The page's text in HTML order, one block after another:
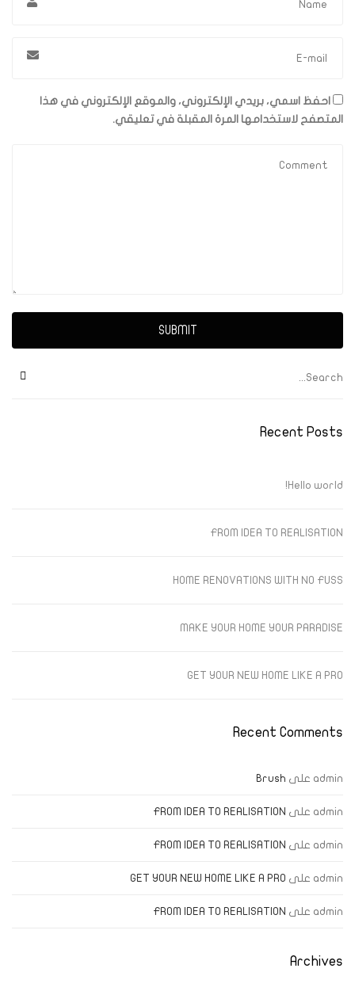
احفظ اسمي، بريدي الإلكتروني، والموقع الإلكتروني في هذا
المتصفح لاستخدامها المرة المقبلة في تعليقي.
SUBMIT
Recent Posts
Hello world!
FROM IDEA TO REALISATION
HOME RENOVATIONS WITH NO FUSS
MAKE YOUR HOME YOUR PARADISE
GET YOUR NEW HOME LIKE A PRO
Recent Comments
admin على Brush
admin على FROM IDEA TO REALISATION
admin على FROM IDEA TO REALISATION
admin على GET YOUR NEW HOME LIKE A PRO
admin على FROM IDEA TO REALISATION
Archives